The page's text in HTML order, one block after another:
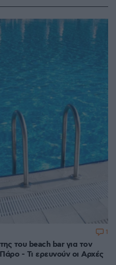
του beach bar για τον
- Τι ερευνούν οι Αρχές
1